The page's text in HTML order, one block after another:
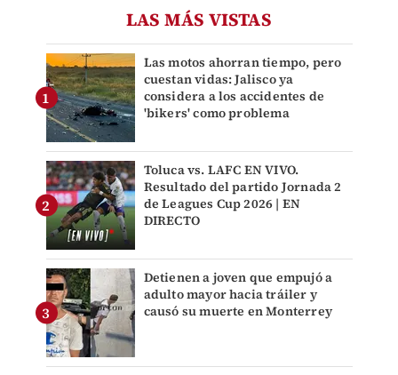
LAS MÁS VISTAS
Las motos ahorran tiempo, pero
cuestan vidas: Jalisco ya
considera a los accidentes de
'bikers' como problema
Toluca vs. LAFC EN VIVO.
Resultado del partido Jornada 2
de Leagues Cup 2026 | EN
DIRECTO
Detienen a joven que empujó a
adulto mayor hacia tráiler y
causó su muerte en Monterrey